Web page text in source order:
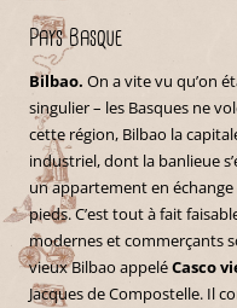
Pays Basque
Bilbao. On a vite vu qu’on
singulier – les Basques ne
cette région, Bilbao la
industriel, dont la banlieue
un appartement en
pieds. C’est tout à fait
modernes et commerçants
vieux Bilbao appeléCasco
Jacques de Compostelle. Il